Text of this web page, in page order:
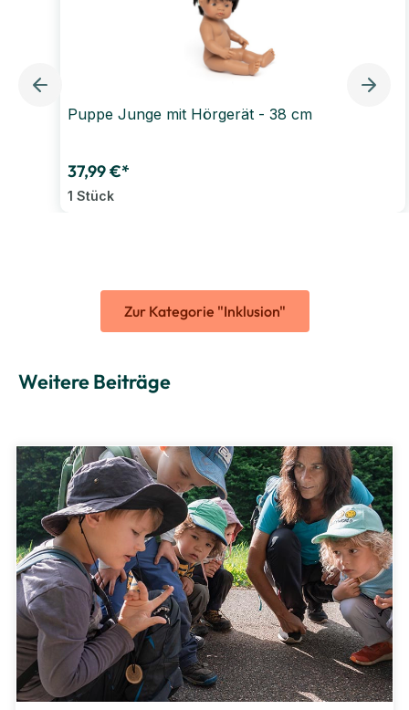
Puppe Junge mit Hörgerät - 38 cm
37,99 €*
1 Stück
Zur Kategorie "Inklusion"
Weitere Beiträge